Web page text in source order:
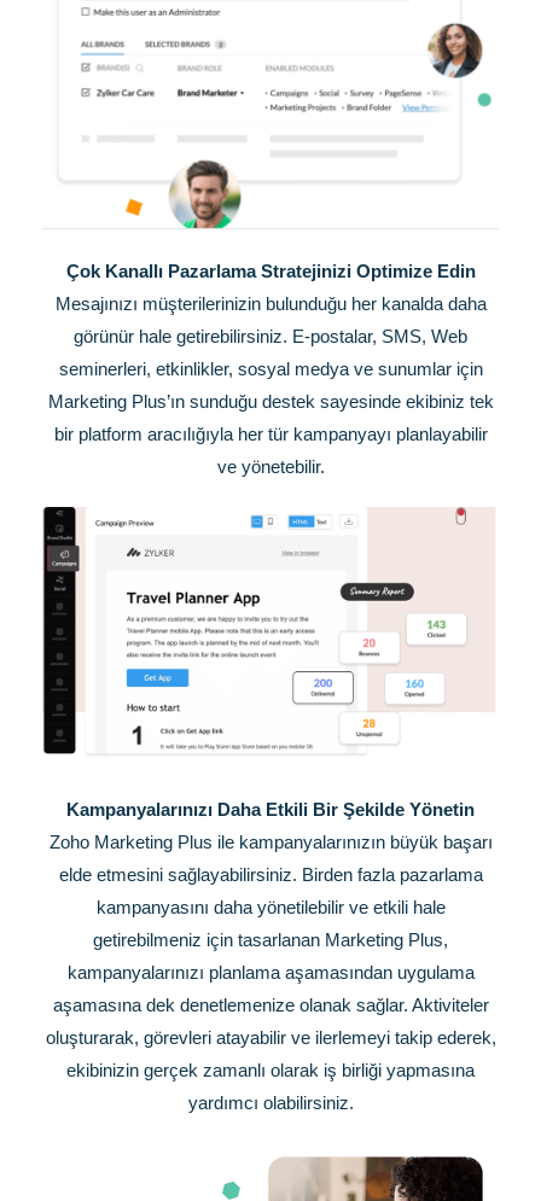
Çok Kanallı Pazarlama Stratejinizi Optimize Edin
Mesajınızı müşterilerinizin bulunduğu her kanalda daha
görünür hale getirebilirsiniz. E-postalar, SMS, Web
seminerleri, etkinlikler, sosyal medya ve sunumlar için
Marketing Plus’ın sunduğu destek sayesinde ekibiniz tek
bir platform aracılığıyla her tür kampanyayı planlayabilir
ve yönetebilir.
Kampanyalarınızı Daha Etkili Bir Şekilde Yönetin
Zoho Marketing Plus ile kampanyalarınızın büyük başarı
elde etmesini sağlayabilirsiniz. Birden fazla pazarlama
kampanyasını daha yönetilebilir ve etkili hale
getirebilmeniz için tasarlanan Marketing Plus,
kampanyalarınızı planlama aşamasından uygulama
aşamasına dek denetlemenize olanak sağlar. Aktiviteler
oluşturarak, görevleri atayabilir ve ilerlemeyi takip ederek,
ekibinizin gerçek zamanlı olarak iş birliği yapmasına
yardımcı olabilirsiniz.